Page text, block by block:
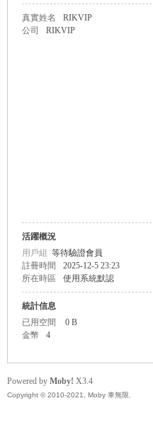
真實姓名 RIKVIP
公司
RIKVIP
活躍概況
用戶組 等待驗證會員
註冊時間
2025-12-5 23:23
所在時區
使用系統默認
統計信息
已用空間
0 B
金幣
4
Powered by Moby! X3.4
Copyright © 2010-2021, Moby 車無限.